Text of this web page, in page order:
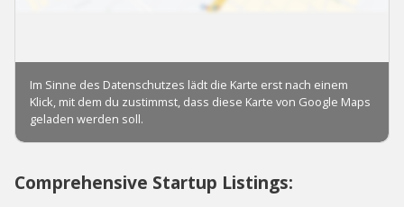
Comprehensive Startup Listings: